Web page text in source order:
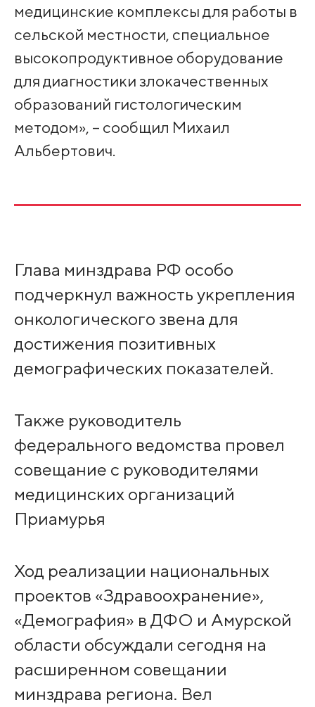
медицинские комплексы для работы в
сельской местности, специальное
высокопродуктивное оборудование
для диагностики злокачественных
образований гистологическим
методом», – сообщил Михаил
Альбертович.
Глава минздрава РФ особо
подчеркнул важность укрепления
онкологического звена для
достижения позитивных
демографических показателей.
Также руководитель
федерального ведомства провел
совещание с руководителями
медицинских организаций
Приамурья
Ход реализации национальных
проектов «Здравоохранение»,
«Демография» в ДФО и Амурской
области обсуждали сегодня на
расширенном совещании
минздрава региона. Вел